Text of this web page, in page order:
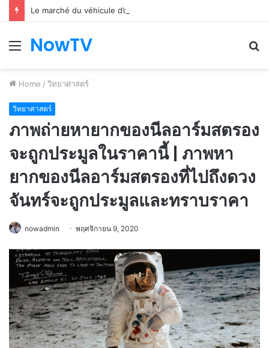
Le marché du véhicule d’occasion en plein essor
Menu
NowTV
Home / วิทยาศาสตร์
วิทยาศาสตร์
ภาพถ่ายหายากของนีลอาร์มสตรอง
จะถูกประมูลในราคานี้ | ภาพหา
ยากของนีลอาร์มสตรองที่ไปถึงดวง
จันทร์จะถูกประมูลและทราบราคา
nowadmin พฤศจิกายน 9, 2020